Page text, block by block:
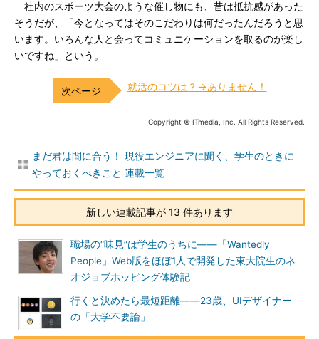
社内のスポーツ大会のような催し物にも、昔は抵抗感があった
そうだが、「今となってはそのこだわりは何だったんだろうと思
います。いろんな人と会ってコミュニケーションを取るのが楽し
いですね」という。
就活のコツは？→ありません！
Copyright © ITmedia, Inc. All Rights Reserved.
まだ君は間に合う！ 現役エンジニアに聞く、学生のときに
やっておくべきこと 連載一覧
新しい連載記事が 13 件あります
職場の“味見”は学生のうちに――「Wantedly
People」Web版をほぼ1人で開発した東大院生のネ
オジョブホッピング体験記
行くと決めたら最短距離――23歳、UIデザイナー
の「大学不要論」